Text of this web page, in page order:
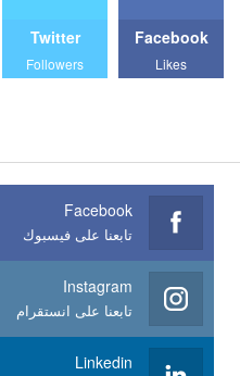
Facebook
Likes
Twitter
Followers
Facebook
تابعنا على فيسبوك
Instagram
تابعنا على انستقرام
Linkedin